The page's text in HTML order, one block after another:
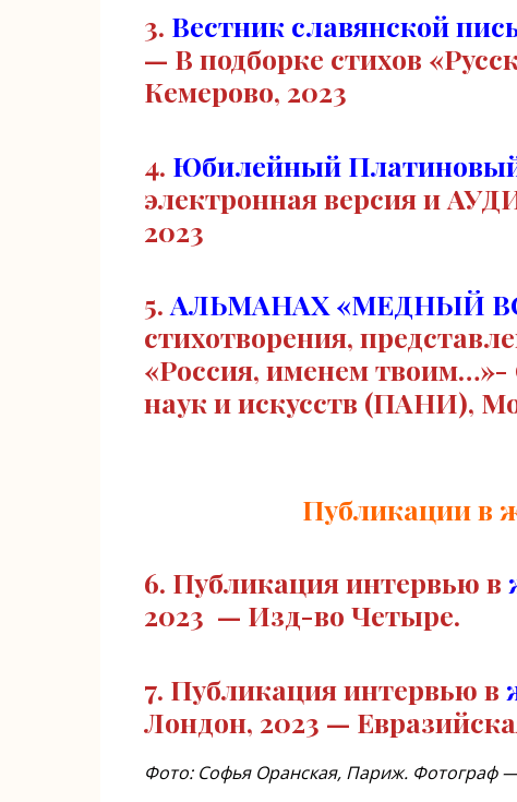
3. Вестник славянской
— В подборке стихов
Кемерово, 2023
4. Юбилейный
электронная версия и
2023
5. АЛЬМАНАХ «МЕДНЫЙ
стихотворения,
«Россия, именем
наук и искусств (ПАНИ),
Публикации в
6. Публикация интервью в
2023 — Изд-во Четыре.
7. Публикация интервью в
Лондон, 2023 —
Фото: Софья Оранская, Париж. Фотограф